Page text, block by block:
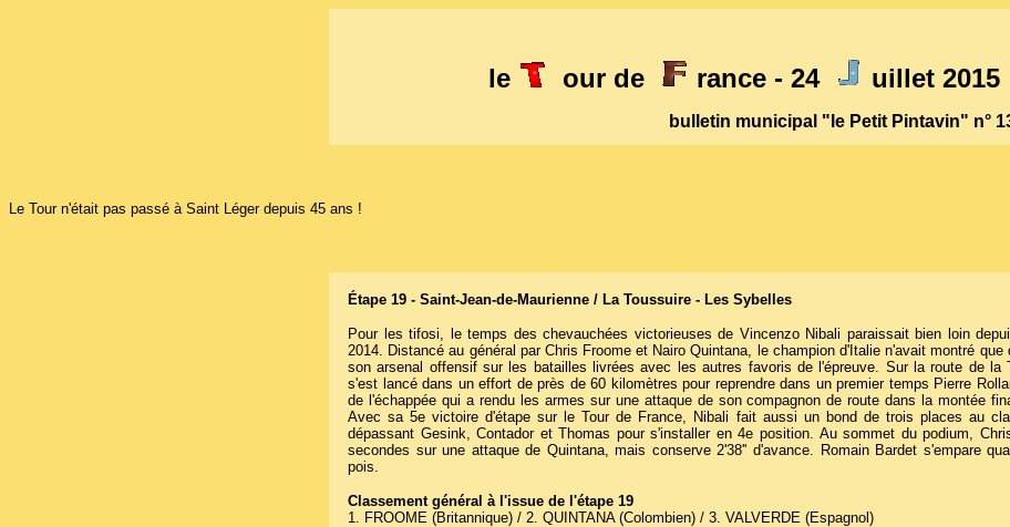
le our de rance - 24 uillet 2015
bulletin municipal "le Petit Pintavin" n°
Le Tour n'était pas passé à Saint Léger depuis 45 ans !
Étape 19 - Saint-Jean-de-Maurienne / La Toussuire - Les Sybelles
Pour les tifosi, le temps des chevauchées victorieuses de Vincenzo Nibali paraissait bien loin
2014. Distancé au général par Chris Froome et Nairo Quintana, le champion d'Italie n'avait montré que
son arsenal offensif sur les batailles livrées avec les autres favoris de l'épreuve. Sur la route de la
s'est lancé dans un effort de près de 60 kilomètres pour reprendre dans un premier temps Pierre
de l'échappée qui a rendu les armes sur une attaque de son compagnon de route dans la montée
Avec sa 5e victoire d'étape sur le Tour de France, Nibali fait aussi un bond de trois places au
dépassant Gesink, Contador et Thomas pour s'installer en 4e position. Au sommet du podium,
secondes sur une attaque de Quintana, mais conserve 2'38'' d'avance. Romain Bardet s'empare
pois.
Classement général à l'issue de l'étape 19
1. FROOME (Britannique) / 2. QUINTANA (Colombien) / 3. VALVERDE (Espagnol)